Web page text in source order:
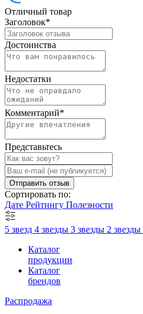
Отличный товар
Заголовок*
Достоинства
Недостатки
Комментарий*
Представьтесь
Отправить отзыв
Сортировать по:
Дате Рейтингу Полезности
5 звезд 4 звезды 3 звезды 2 звезды
Каталог
продукции
Каталог
брендов
Распродажа